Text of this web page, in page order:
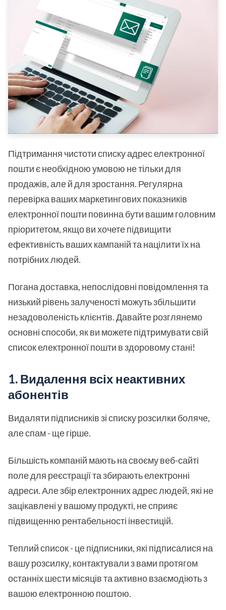
Підтримання чистоти списку адрес електронної
пошти є необхідною умовою не тільки для
продажів, але й для зростання. Регулярна
перевірка ваших маркетингових показників
електронної пошти повинна бути вашим головним
пріоритетом, якщо ви хочете підвищити
ефективність ваших кампаній та націлити їх на
потрібних людей.
Погана доставка, непослідовні повідомлення та
низький рівень залученості можуть збільшити
незадоволеність клієнтів. Давайте розглянемо
основні способи, як ви можете підтримувати свій
список електронної пошти в здоровому стані!
1. Видалення всіх неактивних
абонентів
Видаляти підписників зі списку розсилки боляче,
але спам - ще гірше.
Більшість компаній мають на своєму веб-сайті
поле для реєстрації та збирають електронні
адреси. Але збір електронних адрес людей, які не
зацікавлені у вашому продукті, не сприяє
підвищенню рентабельності інвестицій.
Теплий список - це підписники, які підписалися на
вашу розсилку, контактували з вами протягом
останніх шести місяців та активно взаємодіють з
вашою електронною поштою.